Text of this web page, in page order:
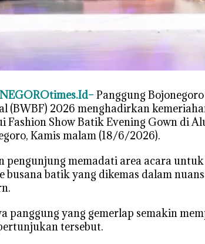
n
l
A
l
u
n
-
l
u
o
Panggung
(BWBF) 2026 menghadirkan
Fashion Show Batik Evening Gown di
Kamis malam (18/6/2026).
pengunjung memadati area acara
busana batik yang dikemas dalam
panggung yang gemerlap semakin
tersebut.